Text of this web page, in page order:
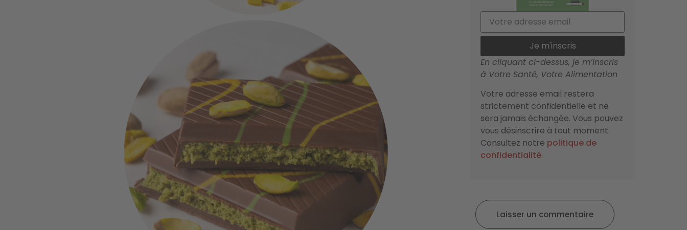
Je m'inscris
En cliquant ci-dessus, je m’inscris
à Votre Santé, Votre Alimentation
Votre adresse email restera
strictement confidentielle et ne
sera jamais échangée. Vous pouvez
vous désinscrire à tout moment.
Consultez notre politique de
confidentialité
Laisser un commentaire